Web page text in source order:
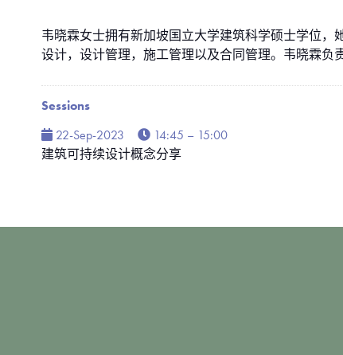
韦晓霖女士拥有新加坡国立大学建筑科学硕士学位，
设计，设计管理，施工管理以及合同管理。韦晓霖负
Sessions
22-Sep-2023
14:45 – 15:00
建筑可持续设计概念分享